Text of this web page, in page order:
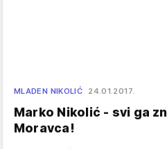
MLADEN NIKOLIĆ 24.01.2017.
Marko Nikolić - svi ga
Moravca!